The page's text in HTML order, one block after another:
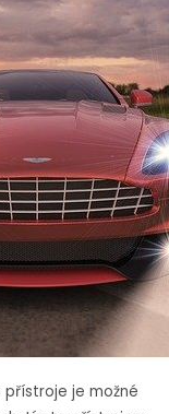
je možné